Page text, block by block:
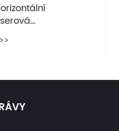
Cross Line
v